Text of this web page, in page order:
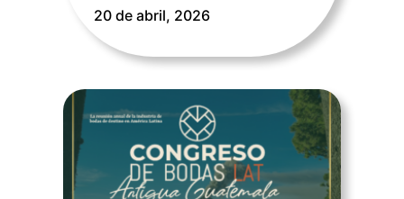
20 de abril, 2026